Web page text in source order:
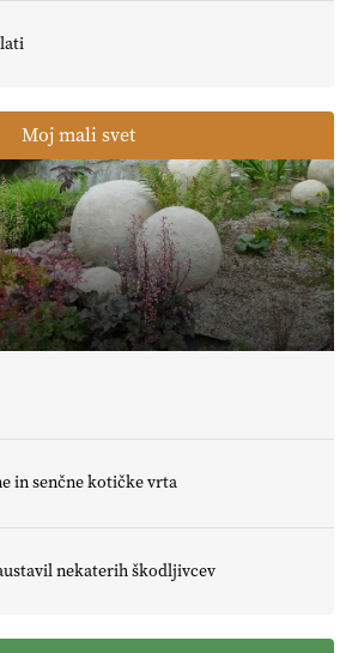
Moj mali svet
in senčne kotičke vrta
nekaterih škodljivcev